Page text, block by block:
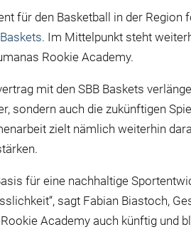
für den Basketball in der Region
. Im Mittelpunkt steht
Rookie Academy.
mit den SBB Baskets verlä
sondern auch die zukünftigen
zielt nämlich weiterhin
für eine nachhaltige
sagt Fabian Biastoch,
Academy auch künftig und